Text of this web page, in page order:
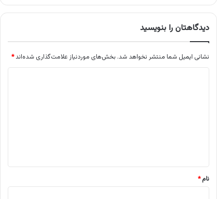
دیدگاهتان را بنویسید
نشانی ایمیل شما منتشر نخواهد شد. بخش‌های موردنیاز علامت‌گذاری شده‌اند*
نام*